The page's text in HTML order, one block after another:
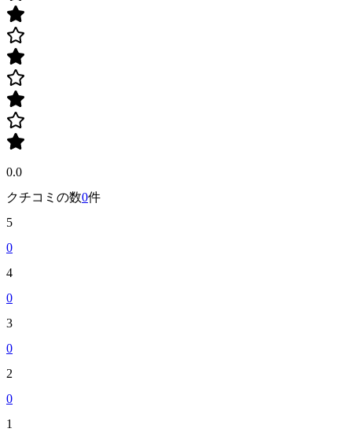
0.0
クチコミの数0件
5
0
4
0
3
0
2
0
1